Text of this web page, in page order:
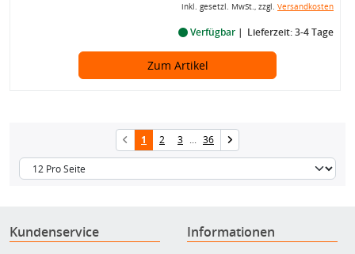
inkl. gesetzl. MwSt., zzgl. Versandkosten
Verfügbar Lieferzeit: 3-4 Tage
Zum Artikel
1 2 3 ... 36
Kundenservice Informationen